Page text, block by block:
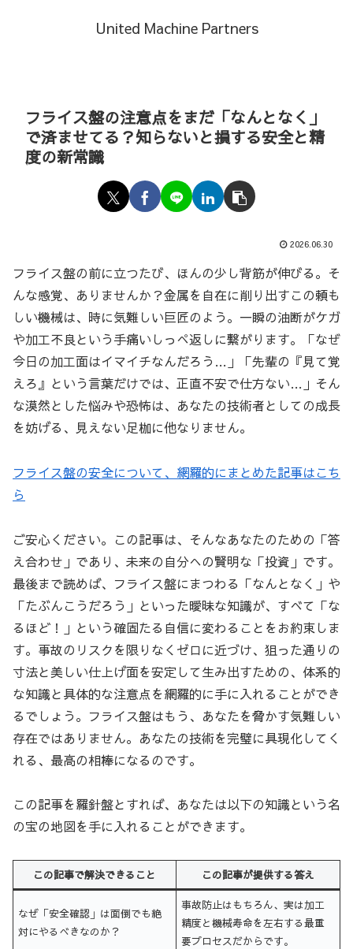
United Machine Partners
フライス盤の注意点をまだ「なんとなく」
で済ませてる？知らないと損する安全と精
度の新常識
2026.06.30
フライス盤の前に立つたび、ほんの少し背筋が伸びる。そ
んな感覚、ありませんか？金属を自在に削り出すこの頼も
しい機械は、時に気難しい巨匠のよう。一瞬の油断がケガ
や加工不良という手痛いしっぺ返しに繋がります。「なぜ
今日の加工面はイマイチなんだろう…」「先輩の『見て覚
えろ』という言葉だけでは、正直不安で仕方ない…」そん
な漠然とした悩みや恐怖は、あなたの技術者としての成長
を妨げる、見えない足枷に他なりません。
フライス盤の安全について、網羅的にまとめた記事はこち
ら
ご安心ください。この記事は、そんなあなたのための「答
え合わせ」であり、未来の自分への賢明な「投資」です。
最後まで読めば、フライス盤にまつわる「なんとなく」や
「たぶんこうだろう」といった曖昧な知識が、すべて「な
るほど！」という確固たる自信に変わることをお約束しま
す。事故のリスクを限りなくゼロに近づけ、狙った通りの
寸法と美しい仕上げ面を安定して生み出すための、体系的
な知識と具体的な注意点を網羅的に手に入れることができ
るでしょう。フライス盤はもう、あなたを脅かす気難しい
存在ではありません。あなたの技術を完璧に具現化してく
れる、最高の相棒になるのです。
この記事を羅針盤とすれば、あなたは以下の知識という名
の宝の地図を手に入れることができます。
この記事で解決できること この記事が提供する答え
なぜ「安全確認」は面倒でも絶
対にやるべきなのか？
事故防止はもちろん、実は加工
精度と機械寿命を左右する最重
要プロセスだからです。